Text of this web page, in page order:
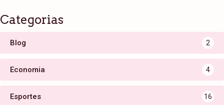
Categorias
Blog 2
Economia 4
Esportes 16